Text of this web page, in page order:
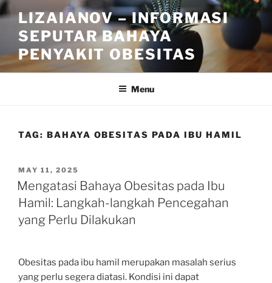
Skip
to
content
LIZAIANOV – INFORMASI
SEPUTAR BAHAYA
PENYAKIT OBESITAS
Menu
TAG: BAHAYA OBESITAS PADA IBU HAMIL
POSTED
ON
MAY 11, 2025
Mengatasi Bahaya Obesitas pada Ibu
Hamil: Langkah-langkah Pencegahan
yang Perlu Dilakukan
Obesitas pada ibu hamil merupakan masalah serius
yang perlu segera diatasi. Kondisi ini dapat